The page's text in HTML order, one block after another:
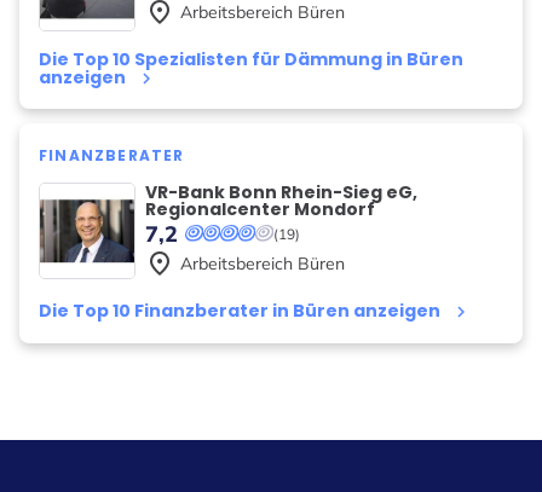
Die Top 10 Spezialisten für Dämmung in Büren
anzeigen keyboard_arrow_right
place Arbeitsbereich Büren
FINANZBERATER
VR-Bank Bonn Rhein-Sieg eG,
Regionalcenter Mondorf
(19)
7,2
Die Top 10 Finanzberater in Büren anzeigen keyboard_arrow_right
place Arbeitsbereich Büren